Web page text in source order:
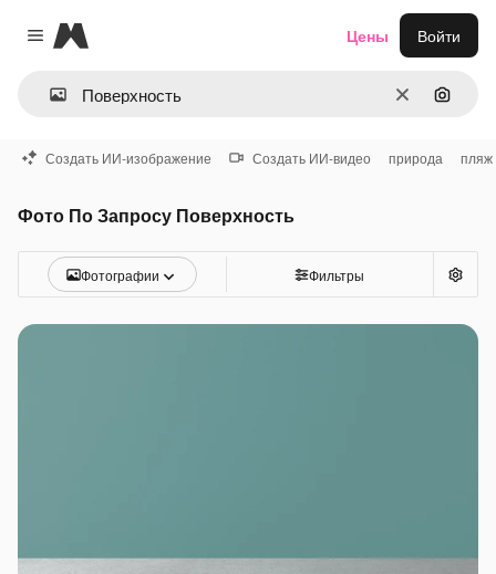
Close menu
Magnific
ОчиститьПоиск
Цены Войти
Создать ИИ-изображение Создать ИИ-видео природа пляж
Фото По Запросу Поверхность
Фотографии Фильтры